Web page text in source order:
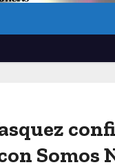
Somos